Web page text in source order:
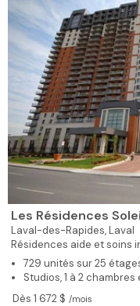
Les Résidences
Laval-des-Rapides,Laval
Résidences aide et soins
729 unités sur 25
Studios, 1 à 2
Dès 1 672 $ /mois